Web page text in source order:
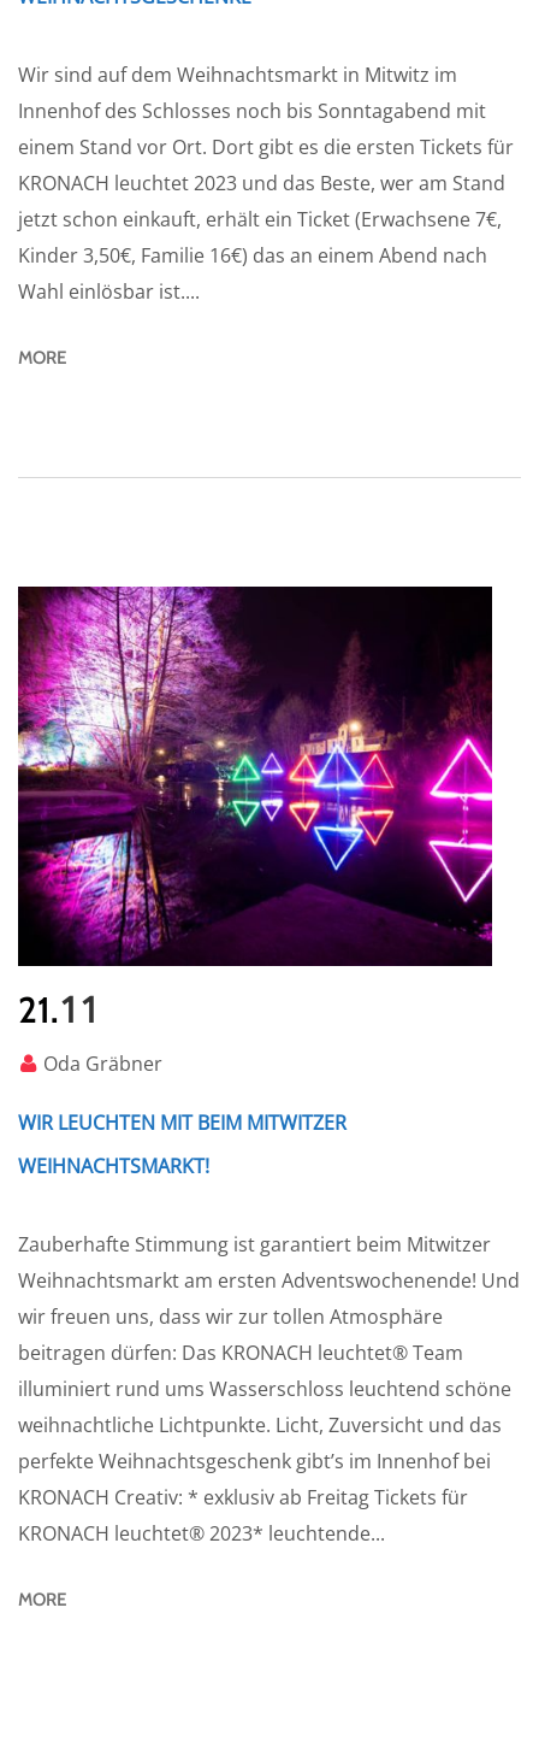
Wir sind auf dem Weihnachtsmarkt in Mitwitz im
Innenhof des Schlosses noch bis Sonntagabend mit
einem Stand vor Ort. Dort gibt es die ersten Tickets für
KRONACH leuchtet 2023 und das Beste, wer am Stand
jetzt schon einkauft, erhält ein Ticket (Erwachsene 7€,
Kinder 3,50€, Familie 16€) das an einem Abend nach
Wahl einlösbar ist....
MORE
21.11
Oda Gräbner
WIR LEUCHTEN MIT BEIM MITWITZER
WEIHNACHTSMARKT!
Zauberhafte Stimmung ist garantiert beim Mitwitzer
Weihnachtsmarkt am ersten Adventswochenende! Und
wir freuen uns, dass wir zur tollen Atmosphäre
beitragen dürfen: Das KRONACH leuchtet® Team
illuminiert rund ums Wasserschloss leuchtend schöne
weihnachtliche Lichtpunkte. Licht, Zuversicht und das
perfekte Weihnachtsgeschenk gibt’s im Innenhof bei
KRONACH Creativ: * exklusiv ab Freitag Tickets für
KRONACH leuchtet® 2023* leuchtende...
MORE